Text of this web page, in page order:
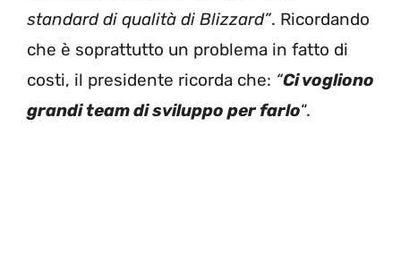
standard di qualità di Blizzard”. Ricordando
che è soprattutto un problema in fatto di
costi, il presidente ricorda che: “Ci vogliono
grandi team di sviluppo per farlo“.